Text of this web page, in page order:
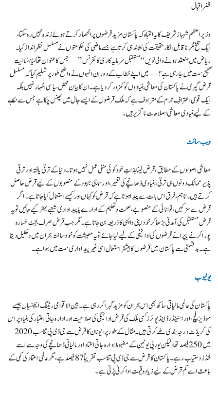
ظفراقبال
وزیراعظم شہباز شریف کا یہ انتباہ کہ پاکستان مزید قرضوں پر انحصار کرتے ہوئے زندہ نہیں رہ سکتا،
ایک تلخ مگر ناقابلِ انکار حقیقت کی نشاندہی کرتا ہے جسے ماضی کی حکومتوں نے مسلسل نظرانداز کیا۔
ریاض میں منعقد ہونے والی نویں “مستقبل سرمایہ کاری کانفرنس” — جس کا عنوان تھاکیا انسانیت
صحیح سمت میں جا رہی ہے؟— میں اپنے خطاب کے دوران انہوں نے واضح طور پر تسلیم کیا کہ مسلسل
قرض گیری نے پاکستان کی معاشی بنیادوں کو کمزور کر دیا ہے۔ ان کا بیان محض سیاسی اظہار نہیں بلکہ
ایک قومی اعترافِ جرم کے مترادف ہے کہ ملک قرضوں کے ایسے جال میں پھنس چکا ہے جس سے نکلنے
کے لیے بنیادی معاشی اصلاحات ناگزیر ہیں۔
ویب سائٹ
معاشی اصولوں کے مطابق، قرض لینا بذاتِ خود کوئی منفی عمل نہیں ہوتا۔ دنیا کے ترقی یافتہ اور ترقی
پذیر ممالک دونوں ہی ترقی، بنیادی ڈھانچے کی تعمیر، اور سماجی بہبود کے منصوبوں کے لیے قرض حاصل
کرتے ہیں۔ تاہم، فرق اس بات سے پیدا ہوتا ہے کہ قرض کو کہاں اور کیسے استعمال کیا جاتا ہے۔ اگر
قرض سے سڑکیں، توانائی کے منصوبے، صحت و تعلیم کے ادارے یا پیداواری شعبے بہتر کیے جائیں تو یہ
قرض مستقبل کی آمدنی بڑھا کر خود اپنی واپسی کا ذریعہ بن جاتا ہے۔ مگر جب قرض صرف بجٹ خسارہ
پورا کرنے یا پرانے قرضوں کی ادائیگی کے لیے لیا جائے تو یہ معیشت کو خود ساختہ بحران میں دھکیل دیتا
ہے۔ بدقسمتی سے پاکستان میں قرضوں کا بیشتر استعمال اسی غیر پیداواری سمت میں ہوا ہے۔
یوٹیوب
پاکستان کی عالمی مالیاتی ساکھ بھی اس بحران کو مزید گہرا کر رہی ہے۔ بین الاقوامی ریٹنگ ایجنسیاں جیسے
موڈیز، فچ، اور اسٹینڈرڈ اینڈ پوئرز کسی ملک کی قرض ادائیگی کی صلاحیت اور ادارہ جاتی اعتبار کی بنیاد پر اس
کی کریڈٹ درجہ بندی طے کرتی ہیں۔ مثال کے طور پر، یونان کا قرض سے جی ڈی پی تناسب 2020
میں 250 فیصد تھا، لیکن یورپی یونین کے مضبوط ادارہ جاتی اعتماد اور مالیاتی ڈھانچے کی وجہ سے اسے
فنڈز دستیاب رہے۔ پاکستان کا قرض سے جی ڈی پی تناسب تقریباً 87 فیصد ہے، مگر عالمی اعتماد کی کمی کے
باعث اسے کم قرض کے لیے زیادہ قیمت ادا کرنی پڑتی ہے۔